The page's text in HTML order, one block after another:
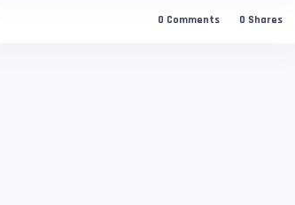
0 Comments 0 Shares